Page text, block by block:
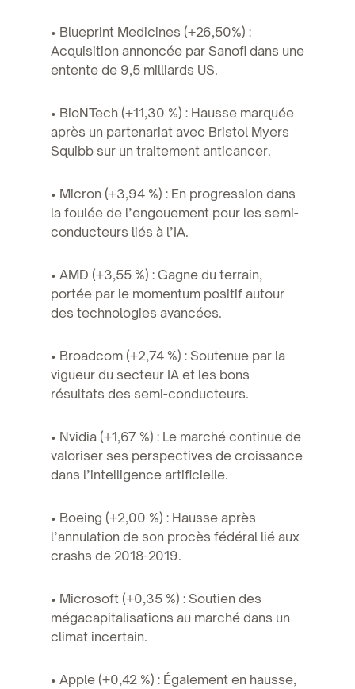
• Blueprint Medicines (+26,50%) :
Acquisition annoncée par Sanofi dans une
entente de 9,5 milliards US.
• BioNTech (+11,30 %) : Hausse marquée
après un partenariat avec Bristol Myers
Squibb sur un traitement anticancer.
• Micron (+3,94 %) : En progression dans
la foulée de l’engouement pour les semi-
conducteurs liés à l’IA.
• AMD (+3,55 %) : Gagne du terrain,
portée par le momentum positif autour
des technologies avancées.
• Broadcom (+2,74 %) : Soutenue par la
vigueur du secteur IA et les bons
résultats des semi-conducteurs.
• Nvidia (+1,67 %) : Le marché continue de
valoriser ses perspectives de croissance
dans l’intelligence artificielle.
• Boeing (+2,00 %) : Hausse après
l’annulation de son procès fédéral lié aux
crashs de 2018-2019.
• Microsoft (+0,35 %) : Soutien des
mégacapitalisations au marché dans un
climat incertain.
• Apple (+0,42 %) : Également en hausse,